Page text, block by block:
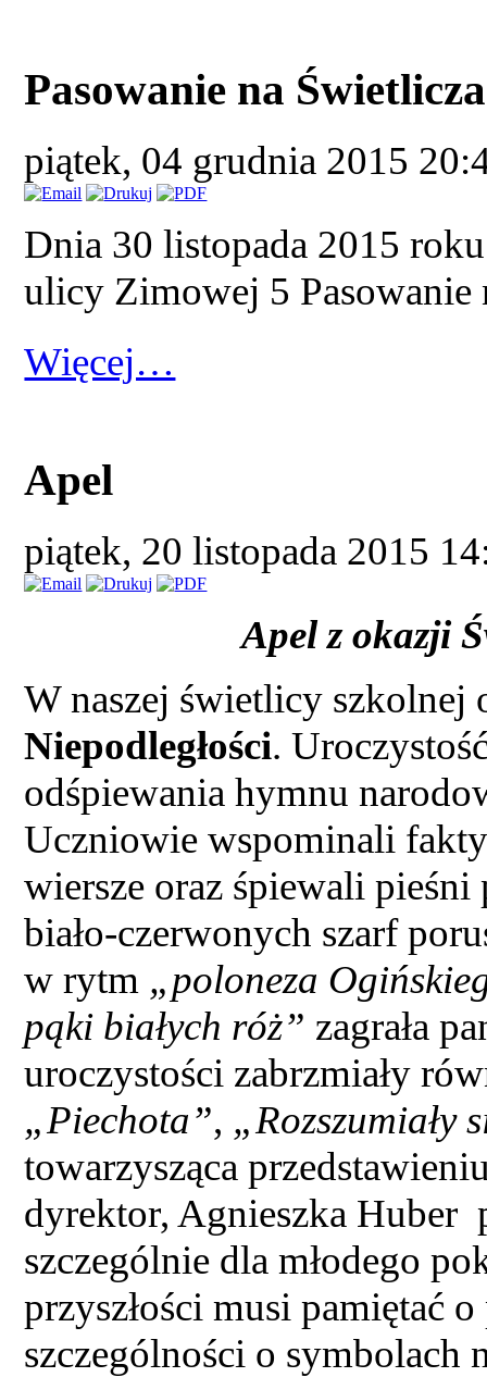
Pasowanie na
piątek, 04 grudnia 2015
Dnia 30 listopada 2015
ulicy Zimowej 5 Pasowanie
Więcej…
Apel
piątek, 20 listopada 2015
Apel z okazji
W naszej świetlicy szkolnej
Niepodległości.
odśpiewania hymnu
Uczniowie wspominali
wiersze oraz śpiewali
biało-czerwonych szarf
w rytm „poloneza
pąki białych róż” zagrała
uroczystości zabrzmiały
„Piechota”, „Rozszumiały
towarzysząca
dyrektor, Agnieszka Huber
szczególnie dla młodego
przyszłości musi pamiętać
szczególności o symbolach